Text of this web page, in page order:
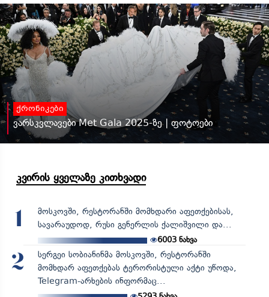
ქრონიკები
ვარსკვლავები Met Gala 2025-ზე | ფოტოები
კვირის ყველაზე კითხვადი
1
მოსკოვში, რესტორანში მომხდარი აფეთქებისას,
სავარაუდოდ, რუსი გენერლის ქალიშვილი და...
6003 ნახვა
2
სერგეი სობიანინმა მოსკოვში, რესტორანში
მომხდარ აფეთქებას ტერორისტული აქტი უწოდა,
Telegram-არხების ინფორმაც...